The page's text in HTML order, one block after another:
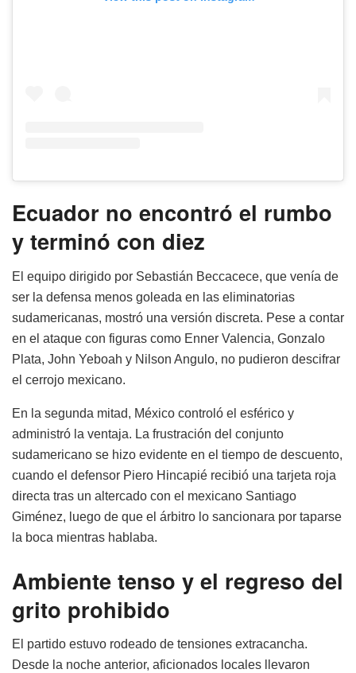
Ecuador no encontró el rumbo
y terminó con diez
El equipo dirigido por Sebastián Beccacece, que venía de
ser la defensa menos goleada en las eliminatorias
sudamericanas, mostró una versión discreta. Pese a contar
en el ataque con figuras como Enner Valencia, Gonzalo
Plata, John Yeboah y Nilson Angulo, no pudieron descifrar
el cerrojo mexicano.
En la segunda mitad, México controló el esférico y
administró la ventaja. La frustración del conjunto
sudamericano se hizo evidente en el tiempo de descuento,
cuando el defensor Piero Hincapié recibió una tarjeta roja
directa tras un altercado con el mexicano Santiago
Giménez, luego de que el árbitro lo sancionara por taparse
la boca mientras hablaba.
Ambiente tenso y el regreso del
grito prohibido
El partido estuvo rodeado de tensiones extracancha.
Desde la noche anterior, aficionados locales llevaron